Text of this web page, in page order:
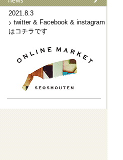
2021.9.3
ネットショップはこちらです
twitter & Facebook & instagram
はコチラです